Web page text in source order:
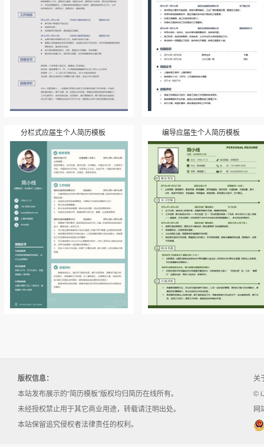
分栏式应届生个人简历模板 编导应届生个人简历模板
版权信息：
本站发布展示的“简历模板”版权均归简历在线所有。
未经授权禁止用于其它商业用途，转载请注明出处。
本站保留追究侵权者法律责任的权利。
关
©
网